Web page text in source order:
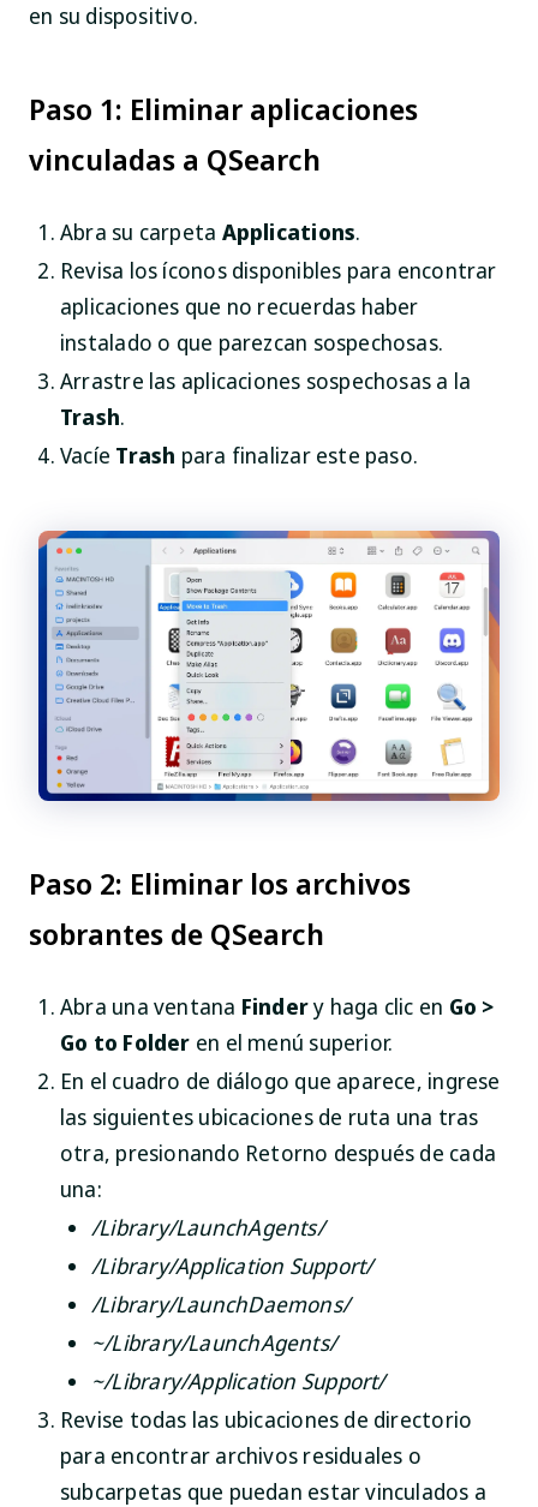
en su dispositivo.
Paso 1: Eliminar aplicaciones
vinculadas a QSearch
Abra su carpeta Applications.
Revisa los íconos disponibles para encontrar
aplicaciones que no recuerdas haber
instalado o que parezcan sospechosas.
Arrastre las aplicaciones sospechosas a la
Trash.
Vacíe Trash para finalizar este paso.
Paso 2: Eliminar los archivos
sobrantes de QSearch
Abra una ventana Findery haga clic en Go >
Go to Folder en el menú superior.
En el cuadro de diálogo que aparece, ingrese
las siguientes ubicaciones de ruta una tras
otra, presionando Retorno después de cada
una:
/Library/LaunchAgents/
/Library/Application Support/
/Library/LaunchDaemons/
~/Library/LaunchAgents/
~/Library/Application Support/
Revise todas las ubicaciones de directorio
para encontrar archivos residuales o
subcarpetas que puedan estar vinculados a